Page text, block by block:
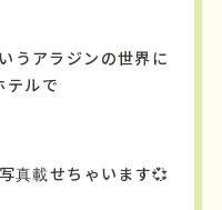
うアラジンの世界に
テルで
真載せちゃいます💞